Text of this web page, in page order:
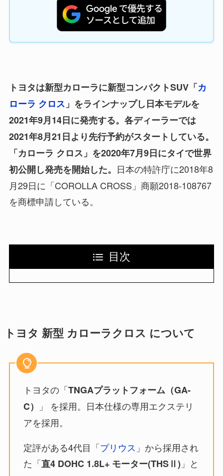
トヨタは新型カローラに新型コンパクトSUV「カ
ローラ クロス 」をラインナップし日本モデルを
2021年9月14日に発売する。各ディーラーでは
2021年8月21日より先行予約がスタートしている。
「カローラ クロス」を2020年7月9日にタイで世界
初公開し発売を開始した。 日本の特許庁に2018年8
月29日に「COROLLA CROSS」商願2018-108767
を商標申請している。
目次
トヨタ 新型 カローラクロス について
トヨタの「TNGAプラットフォーム（GA-
C）
」 を採用。日本仕様の専用エクステリ
アを採用。
定評がある4代目「プリウス 」から採用され
た「直4 DOHC 1.8L+ モーター(THSⅡ) 」と